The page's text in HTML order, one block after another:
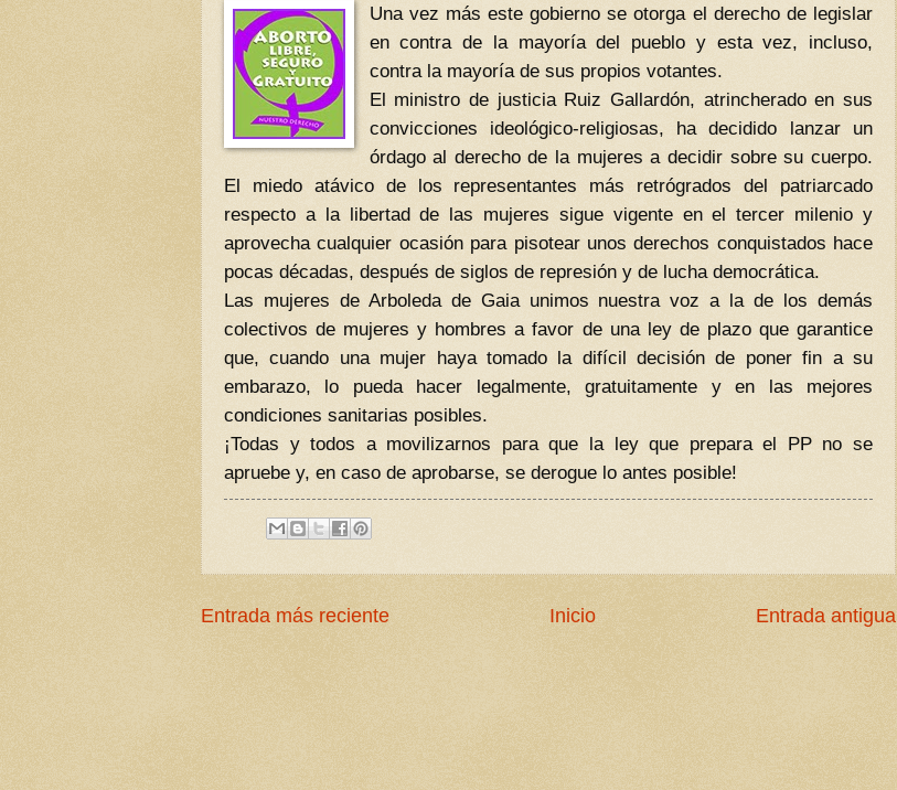
Una vez más este gobierno se otorga el derecho de legislar
en contra de la mayoría del pueblo y esta vez, incluso,
contra la mayoría de sus propios votantes.
El ministro de justicia Ruiz Gallardón, atrincherado en sus
convicciones ideológico-religiosas, ha decidido lanzar un
órdago al derecho de la mujeres a decidir sobre su cuerpo.
El miedo atávico de los representantes más retrógrados del patriarcado
respecto a la libertad de las mujeres sigue vigente en el tercer milenio y
aprovecha cualquier ocasión para pisotear unos derechos conquistados hace
pocas décadas, después de siglos de represión y de lucha democrática.
Las mujeres de Arboleda de Gaia unimos nuestra voz a la de los demás
colectivos de mujeres y hombres a favor de una ley de plazo que garantice
que, cuando una mujer haya tomado la difícil decisión de poner fin a su
embarazo, lo pueda hacer legalmente, gratuitamente y en las mejores
condiciones sanitarias posibles.
¡Todas y todos a movilizarnos para que la ley que prepara el PP no se
apruebe y, en caso de aprobarse, se derogue lo antes posible!
Entrada más reciente Entrada antigua
Inicio